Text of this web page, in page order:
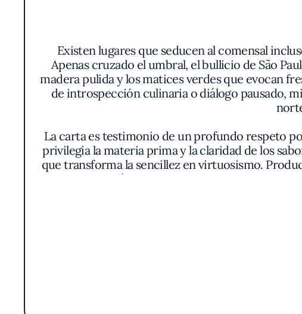
Existen lugares que seducen al comensal
Apenas cruzado el umbral, el bullicio de São
madera pulida y los matices verdes que evocan
de introspección culinaria o diálogo pausado,
La carta es testimonio de un profundo respeto
privilegia la materia prima y la claridad de los
que transforma la sencillez en virtuosismo.
a concesiones fáciles: desde pastas artesanales
alcanzan ese equilibrio